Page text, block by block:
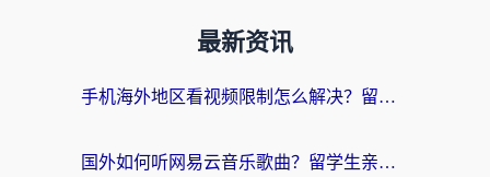
最新资讯
手机海外地区看视频限制怎么解决？留学生亲测有效的回国加速器指南
国外如何听网易云音乐歌曲？留学生亲测有效的回国加速方案